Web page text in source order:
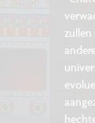
zullen